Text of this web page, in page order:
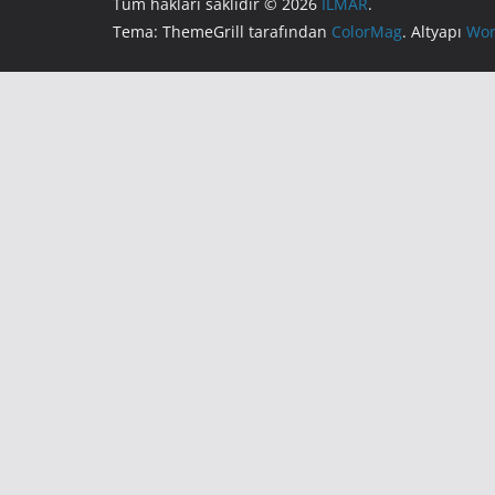
Tema: ThemeGrill tarafından ColorMag. Altyapı